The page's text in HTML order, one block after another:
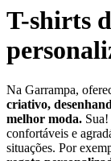
T-shirts
Na Garrampa,
criativo,
melhor moda.
confortáveis e
situações. Por